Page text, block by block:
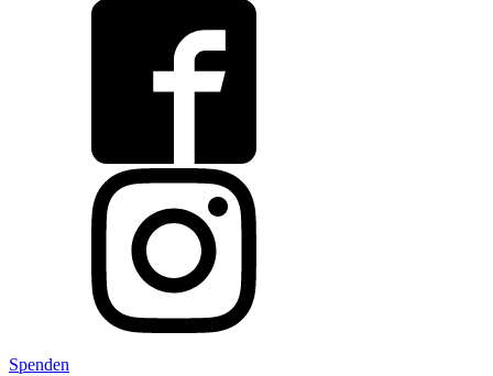
Spenden